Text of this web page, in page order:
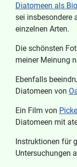
Diatomeen als
sei insbesondere
einzelnen Arten.
Die schönsten
meiner Meinung
Ebenfalls
Diatomeen von
Ein Film von
Diatomeen mit
Instruktionen für
Untersuchungen